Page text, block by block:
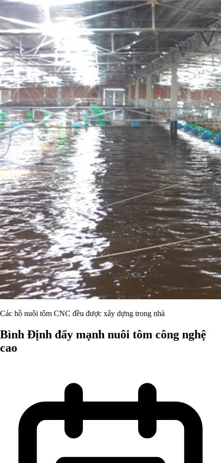
Các hồ nuôi tôm CNC đều được xây dựng trong nhà
Bình Định đẩy mạnh nuôi tôm công nghệ
cao